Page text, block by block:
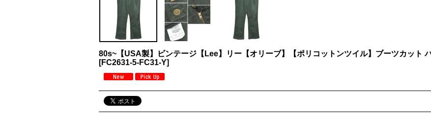
80s~【USA製】ビンテージ【Lee】リー【オリーブ】【ポリコットンツイル】ブーツカット
[FC2631-5-FC31-Y]